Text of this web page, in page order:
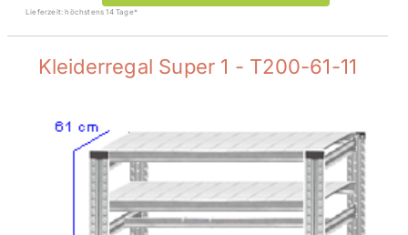
Lieferzeit: höchstens 14 Tage*
Kleiderregal Super 1 - T200-61-11